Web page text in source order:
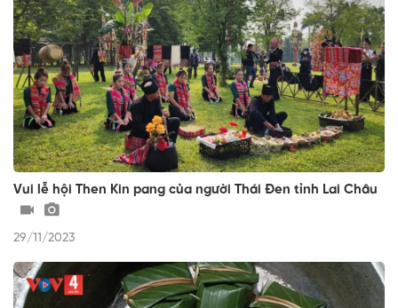
Vui lễ hội Then Kin pang của người Thái Đen tỉnh Lai Châu
29/11/2023